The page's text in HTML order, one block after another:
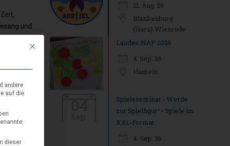
und
21. Aug. 26
Blankenburg
(Harz)-Wienrode
Landes-NAP 2026
4. Sep. 26
Hameln
Spieleseminar - Werde
zur Spielfigur“ - Spiele im
XXL-Format
4. Sep. 26
Mit diesem Button wird der Dialog geschlossen. Seine Funktionalität ist
andere
auf die
dieser